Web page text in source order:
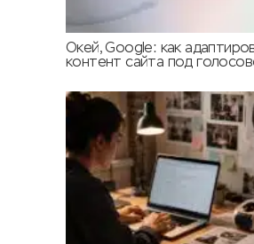
Окей, Google: как
контент сайта под